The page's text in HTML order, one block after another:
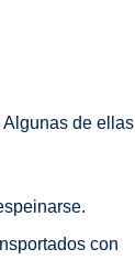
de ellas
con